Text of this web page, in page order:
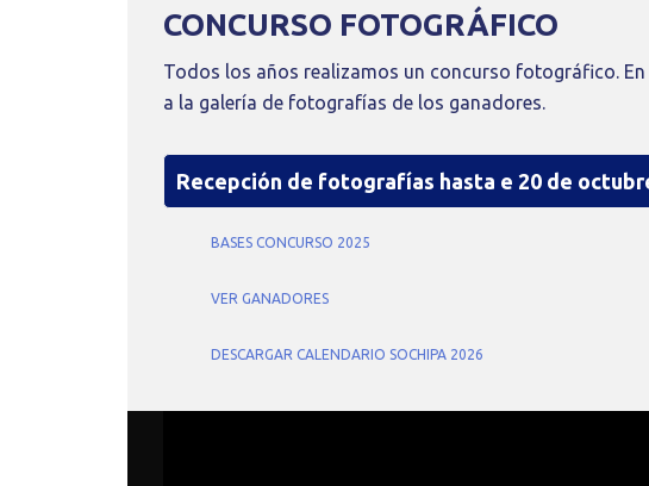
CONCURSO FOTOGRÁFICO
Todos los años realizamos un concurso fotográfico.
a la galería de fotografías de los ganadores.
Recepción de fotografías hasta e 20 de
BASES CONCURSO 2025
VER GANADORES
DESCARGAR CALENDARIO SOCHIPA 2026